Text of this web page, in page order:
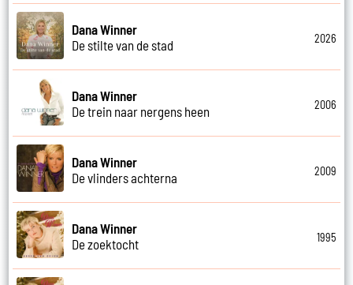
Dana Winner
De stilte van de stad
2026
Dana Winner
De trein naar nergens heen
2006
Dana Winner
De vlinders achterna
2009
Dana Winner
De zoektocht
1995